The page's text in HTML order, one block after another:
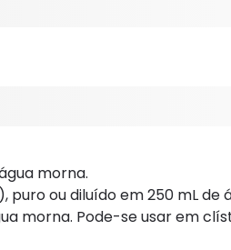
morna.
puro ou diluído em 250 mL de
morna. Pode-se usar em